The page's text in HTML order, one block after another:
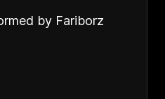
by Fariborz